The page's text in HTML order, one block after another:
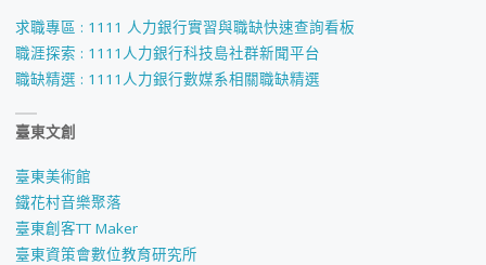
求職專區 : 1111 人力銀行實習與職缺快速查詢看板
職涯探索 : 1111人力銀行科技島社群新聞平台
職缺精選 : 1111人力銀行數媒系相關職缺精選
臺東文創
臺東美術館
鐵花村音樂聚落
臺東創客TT Maker
臺東資策會數位教育研究所